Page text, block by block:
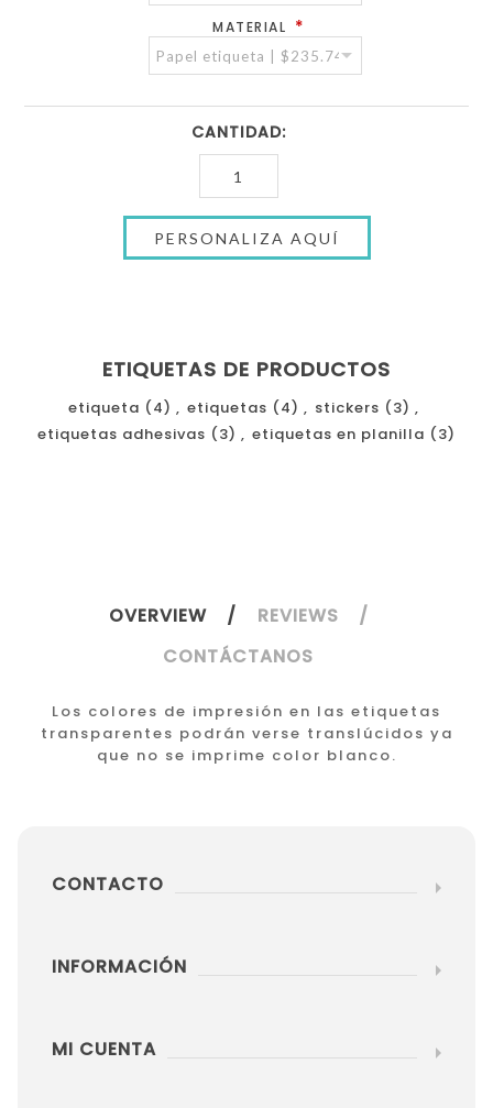
MATERIAL *
CANTIDAD:
ETIQUETAS DE PRODUCTOS
etiqueta (4) , etiquetas (4) , stickers (3) ,
etiquetas adhesivas (3) , etiquetas en planilla (3)
OVERVIEW
REVIEWS
CONTÁCTANOS
Los colores de impresión en las etiquetas
transparentes podrán verse translúcidos ya
que no se imprime color blanco.
CONTACTO
INFORMACIÓN
MI CUENTA